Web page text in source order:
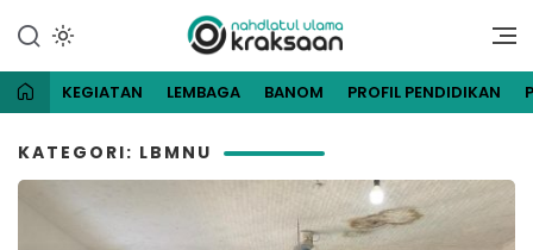
konten
NU Kraksaan
Website Resmi Pengurus
Kraksaan
KEGIATAN LEMBAGA BANOM PROFIL PENDIDIKAN
KATEGORI: LBMNU